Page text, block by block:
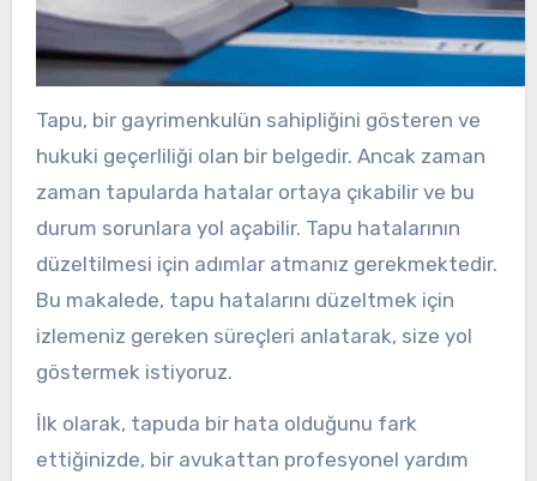
Tapu, bir gayrimenkulün sahipliğini gösteren ve
hukuki geçerliliği olan bir belgedir. Ancak zaman
zaman tapularda hatalar ortaya çıkabilir ve bu
durum sorunlara yol açabilir. Tapu hatalarının
düzeltilmesi için adımlar atmanız gerekmektedir.
Bu makalede, tapu hatalarını düzeltmek için
izlemeniz gereken süreçleri anlatarak, size yol
göstermek istiyoruz.
İlk olarak, tapuda bir hata olduğunu fark
ettiğinizde, bir avukattan profesyonel yardım